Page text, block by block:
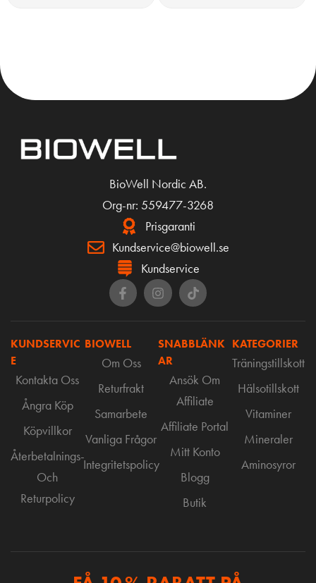
BioWell Nordic AB.
Org-nr: 559477-3268
Prisgaranti
Kundservice@biowell.se
Kundservice
KUNDSERVIC
E
Kontakta Oss
Ångra Köp
Köpvillkor
Återbetalnings-
Och
Returpolicy
BIOWELL
Om Oss
Returfrakt
Samarbete
Vanliga Frågor
Integritetspolicy
SNABBLÄNK
AR
Ansök Om
Affiliate
Affiliate Portal
Mitt Konto
Blogg
Butik
KATEGORIER
Träningstillskott
Hälsotillskott
Vitaminer
Mineraler
Aminosyror